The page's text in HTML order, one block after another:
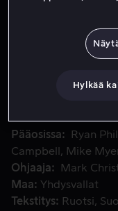
Eletään 70-luvun
Eletään 70-luvun
hallitsee kaikkien
Studio 54 on
Pääosissa Ryan
Campbell
Mike
Ohjaaja
Mark
Maa
Yhdysvallat
Tekstitys
Ruotsi
Hylkää